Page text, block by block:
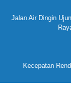
Jalan Air Dingin
Kecepatan